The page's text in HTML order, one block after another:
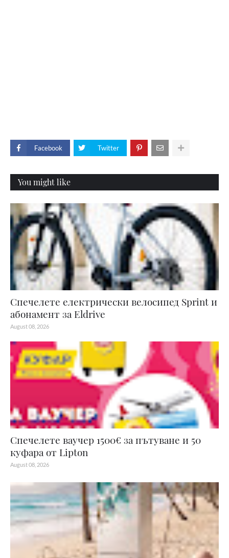
Facebook Twitter
You might like
Спечелете електрически велосипед Sprint и
абонамент за Eldrive
August 08, 2026
Спечелете ваучер 1500€ за пътуване и 50
куфара от Lipton
August 08, 2026